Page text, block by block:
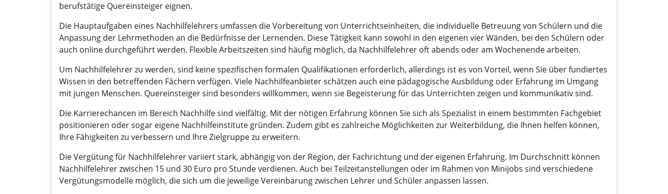
berufstätige Quereinsteiger eignen.
Die Hauptaufgaben eines Nachhilfelehrers umfassen die Vorbereitung von Unterrichtseinheiten, die individuelle Betreuung von Schülern und die
Anpassung der Lehrmethoden an die Bedürfnisse der Lernenden. Diese Tätigkeit kann sowohl in den eigenen vier Wänden, bei den Schülern oder
auch online durchgeführt werden. Flexible Arbeitszeiten sind häufig möglich, da Nachhilfelehrer oft abends oder am Wochenende arbeiten.
Um Nachhilfelehrer zu werden, sind keine spezifischen formalen Qualifikationen erforderlich, allerdings ist es von Vorteil, wenn Sie über fundiertes
Wissen in den betreffenden Fächern verfügen. Viele Nachhilfeanbieter schätzen auch eine pädagogische Ausbildung oder Erfahrung im Umgang
mit jungen Menschen. Quereinsteiger sind besonders willkommen, wenn sie Begeisterung für das Unterrichten zeigen und kommunikativ sind.
Die Karrierechancen im Bereich Nachhilfe sind vielfältig. Mit der nötigen Erfahrung können Sie sich als Spezialist in einem bestimmten Fachgebiet
positionieren oder sogar eigene Nachhilfeinstitute gründen. Zudem gibt es zahlreiche Möglichkeiten zur Weiterbildung, die Ihnen helfen können,
Ihre Fähigkeiten zu verbessern und Ihre Zielgruppe zu erweitern.
Die Vergütung für Nachhilfelehrer variiert stark, abhängig von der Region, der Fachrichtung und der eigenen Erfahrung. Im Durchschnitt können
Nachhilfelehrer zwischen 15 und 30 Euro pro Stunde verdienen. Auch bei Teilzeitanstellungen oder im Rahmen von Minijobs sind verschiedene
Vergütungsmodelle möglich, die sich um die jeweilige Vereinbarung zwischen Lehrer und Schüler anpassen lassen.